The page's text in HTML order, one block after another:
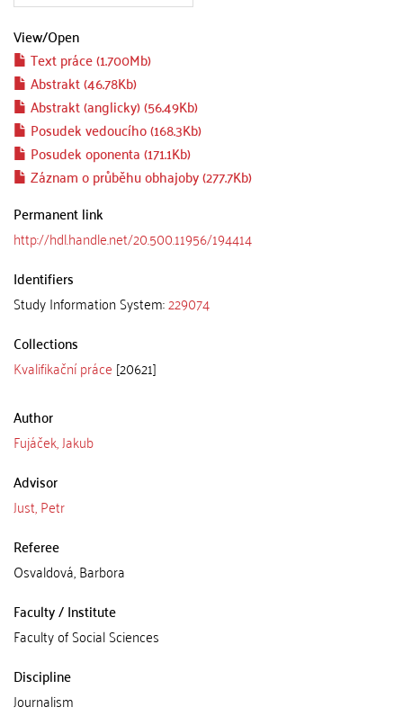
View/Open
Text práce (1.700Mb)
Abstrakt (46.78Kb)
Abstrakt (anglicky) (56.49Kb)
Posudek vedoucího (168.3Kb)
Posudek oponenta (171.1Kb)
Záznam o průběhu obhajoby (277.7Kb)
Permanent link
http://hdl.handle.net/20.500.11956/194414
Identifiers
Study Information System:229074
Collections
Kvalifikační práce [20621]
Author
Fujáček, Jakub
Advisor
Just, Petr
Referee
Osvaldová, Barbora
Faculty / Institute
Faculty of Social Sciences
Discipline
Journalism